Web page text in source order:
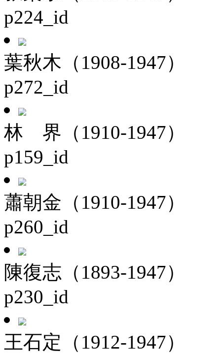
p224_id
葉秋木（1908-1947）
p272_id
林 界（1910-1947）
p159_id
蕭朝金（1910-1947）
p260_id
陳復志（1893-1947）
p230_id
王石定（1912-1947）